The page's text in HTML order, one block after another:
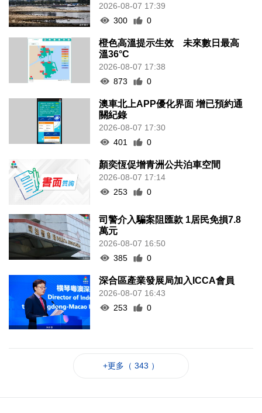
2026-08-07 17:39
300
0
橙色高溫提示生效 未來數日最高
溫36°C
2026-08-07 17:38
873
0
澳車北上APP優化界面 增已預約通
關紀錄
2026-08-07 17:30
401
0
顏奕恆促增青洲公共泊車空間
2026-08-07 17:14
253
0
司警介入騙案阻匯款 1居民免損7.8
萬元
2026-08-07 16:50
385
0
深合區產業發展局加入ICCA會員
2026-08-07 16:43
253
0
+更多（ 343 ）